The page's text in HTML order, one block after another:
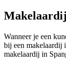
Wanneer je een
bij een makelaardij
makelaardij in